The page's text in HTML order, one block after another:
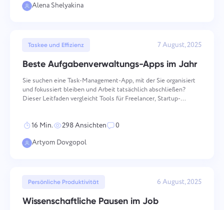
Alena Shelyakina
Taskee und Effizienz 7 August, 2025
Beste Aufgabenverwaltungs-Apps im Jahr
Sie suchen eine Task-Management-App, mit der Sie organisiert
und fokussiert bleiben und Arbeit tatsächlich abschließen?
Dieser Leitfaden vergleicht Tools für Freelancer, Startup-
16 Min. 298 Ansichten
0
Artyom Dovgopol
Persönliche Produktivität 6 August, 2025
Wissenschaftliche Pausen im Job